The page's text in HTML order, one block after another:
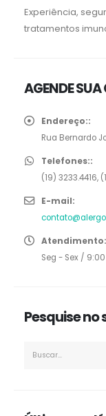
Experiência,
tratamentos
AGENDE
Endereço::
Rua Bernardo
Telefones::
(19) 3233.4416,
E-mail:
Atendimento:
Seg - Sex /
Pesquise no